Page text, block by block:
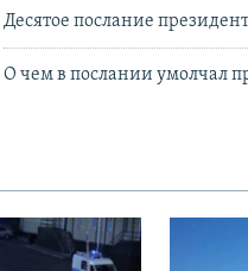
Десятое послание
О чем в послании умолчал